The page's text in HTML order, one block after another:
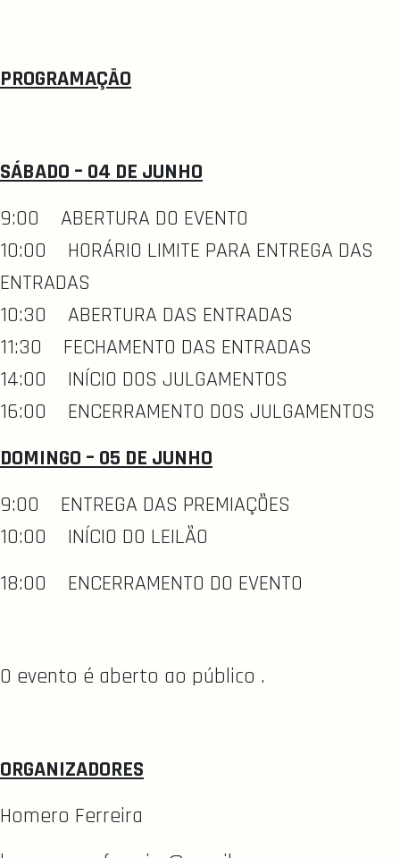
PROGRAMAÇÃO
SÁBADO – 04 DE JUNHO
9:00 ABERTURA DO EVENTO
10:00 HORÁRIO LIMITE PARA ENTREGA DAS
ENTRADAS
10:30 ABERTURA DAS ENTRADAS
11:30 FECHAMENTO DAS ENTRADAS
14:00 INÍCIO DOS JULGAMENTOS
16:00 ENCERRAMENTO DOS JULGAMENTOS
DOMINGO – 05 DE JUNHO
9:00 ENTREGA DAS PREMIAÇÕES
10:00 INÍCIO DO LEILÃO
18:00 ENCERRAMENTO DO EVENTO
O evento é aberto ao público .
ORGANIZADORES
Homero Ferreira